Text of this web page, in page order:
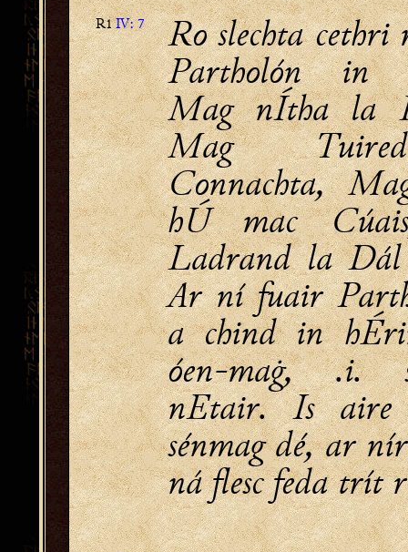
R1IV: 7
Ro slechta cethri
Partholón in
Mag nÍtha la
Mag
Connachta,
hÚ mac
Ladrand la Dál
Ar ní fuair
a chind in
óen-maġ, .i.
nEtair. Is aire
sénmag dé, ar
ná flesc feda trít